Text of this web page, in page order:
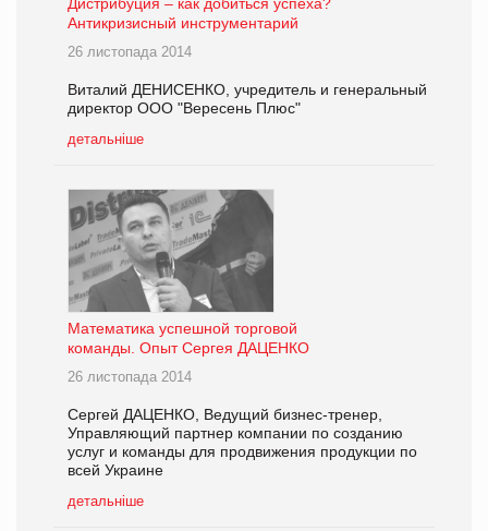
Антикризисный инструментарий
26 листопада 2014
Виталий ДЕНИСЕНКО, учредитель и генеральный
директор ООО "Вересень Плюс"
детальніше
Математика успешной торговой
команды. Опыт Сергея ДАЦЕНКО
26 листопада 2014
Сергей ДАЦЕНКО, Ведущий бизнес-тренер,
Управляющий партнер компании по созданию
услуг и команды для продвижения продукции по
всей Украине
детальніше